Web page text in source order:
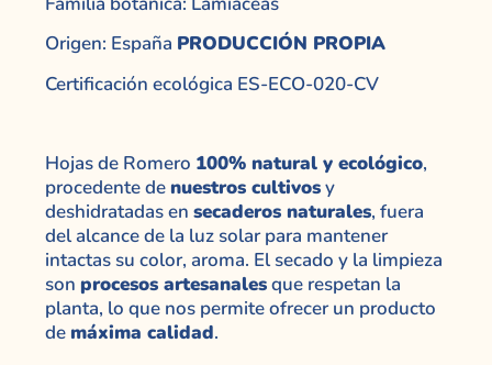
Origen: España PRODUCCIÓN PROPIA
Certificación ecológica ES-ECO-020-CV
Hojas de Romero 100% natural y ecológico,
procedente denuestros cultivosy
deshidratadas en secaderos naturales, fuera
del alcance de la luz solar para mantener
intactas su color, aroma. El secado y la limpieza
son procesos artesanalesque respetan la
planta, lo que nos permite ofrecer un producto
de máxima calidad.